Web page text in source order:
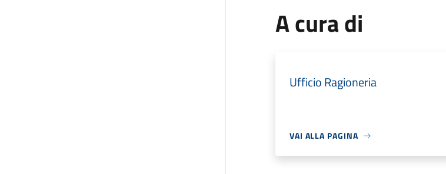
A cura di
Ufficio Ragioneria
VAI ALLA PAGINA